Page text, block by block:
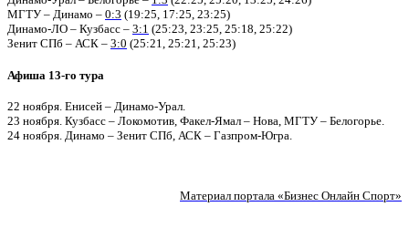
МГТУ – Динамо – 0:3 (19:25, 17:25, 23:25)
Динамо-ЛО – Кузбасс – 3:1 (25:23, 23:25, 25:18, 25:22)
Зенит СПб – АСК – 3:0 (25:21, 25:21, 25:23)
Афиша 13-го тура
22 ноября. Енисей – Динамо-Урал.
23 ноября. Кузбасс – Локомотив, Факел-Ямал – Нова, МГТУ – Белогорье.
24 ноября. Динамо – Зенит СПб, АСК – Газпром-Югра.
Материал портала «Бизнес Онлайн Спорт»